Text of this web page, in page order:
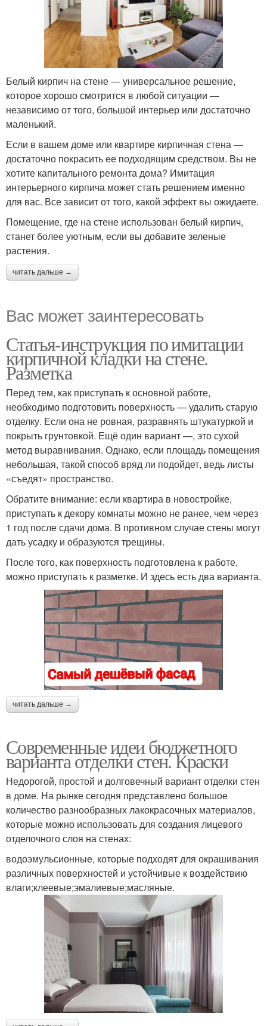
Белый кирпич на стене — универсальное решение,
которое хорошо смотрится в любой ситуации —
независимо от того, большой интерьер или достаточно
маленький.
Если в вашем доме или квартире кирпичная стена —
достаточно покрасить ее подходящим средством. Вы не
хотите капитального ремонта дома? Имитация
интерьерного кирпича может стать решением именно
для вас. Все зависит от того, какой эффект вы ожидаете.
Помещение, где на стене использован белый кирпич,
станет более уютным, если вы добавите зеленые
растения.
читать дальше →
Вас может заинтересовать
Статья-инструкция по имитации
кирпичной кладки на стене.
Разметка
Перед тем, как приступать к основной работе,
необходимо подготовить поверхность — удалить старую
отделку. Если она не ровная, разравнять штукатуркой и
покрыть грунтовкой. Ещё один вариант —, это сухой
метод выравнивания. Однако, если площадь помещения
небольшая, такой способ вряд ли подойдет, ведь листы
«съедят» пространство.
Обратите внимание: если квартира в новостройке,
приступать к декору комнаты можно не ранее, чем через
1 год после сдачи дома. В противном случае стены могут
дать усадку и образуются трещины.
После того, как поверхность подготовлена к работе,
можно приступать к разметке. И здесь есть два варианта.
читать дальше →
Современные идеи бюджетного
варианта отделки стен. Краски
Недорогой, простой и долговечный вариант отделки стен
в доме. На рынке сегодня представлено большое
количество разнообразных лакокрасочных материалов,
которые можно использовать для создания лицевого
отделочного слоя на стенах:
водоэмульсионные, которые подходят для окрашивания
различных поверхностей и устойчивые к воздействию
влаги;клеевые;эмалиевые;масляные.